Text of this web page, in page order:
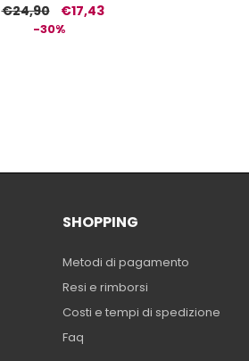
€24,90 €17,43
-30%
SHOPPING
Metodi di pagamento
Resi e rimborsi
Costi e tempi di spedizione
Faq